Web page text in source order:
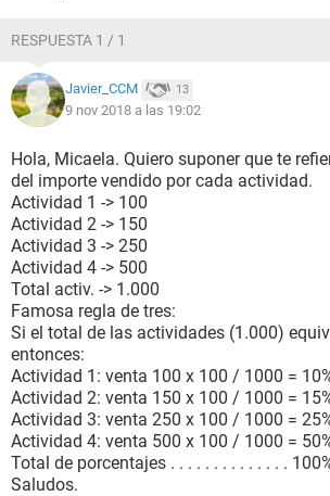
RESPUESTA 1 / 1
Javier_CCM 13
9 nov 2018 a las 19:02
Hola, Micaela. Quiero suponer que te
del importe vendido por cada actividad.
Actividad 1 -> 100
Actividad 2 -> 150
Actividad 3 -> 250
Actividad 4 -> 500
Total activ. -> 1.000
Famosa regla de tres:
Si el total de las actividades (1.000)
entonces:
Actividad 1: venta 100 x 100 / 1000 =
Actividad 2: venta 150 x 100 / 1000 =
Actividad 3: venta 250 x 100 / 1000 =
Actividad 4: venta 500 x 100 / 1000 =
Total de porcentajes . . . . . . . . . . . . . .
Saludos.